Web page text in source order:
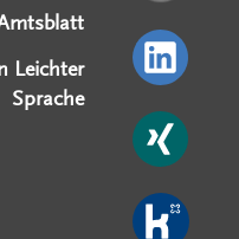
Leichter
Sprache